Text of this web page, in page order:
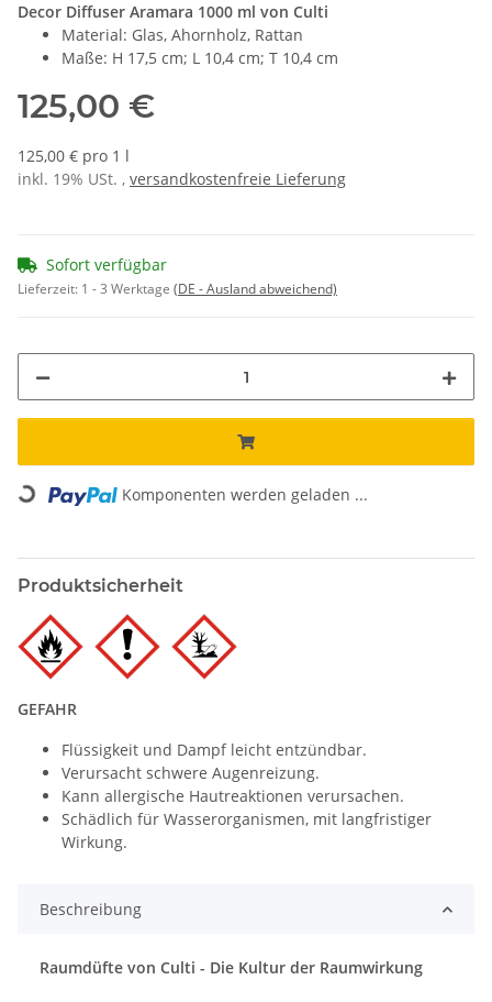
Decor Diffuser Aramara 1000 ml von Culti
Material: Glas, Ahornholz, Rattan
Maße: H 17,5 cm; L 10,4 cm; T 10,4 cm
125,00 €
125,00 € pro 1 l
inkl. 19% USt. , versandkostenfreie Lieferung
Sofort verfügbar
Lieferzeit: 1 - 3 Werktage (DE - Ausland abweichend)
Loading... Komponenten werden geladen ...
Produktsicherheit
GEFAHR
Flüssigkeit und Dampf leicht entzündbar.
Verursacht schwere Augenreizung.
Kann allergische Hautreaktionen verursachen.
Schädlich für Wasserorganismen, mit langfristiger
Wirkung.
Beschreibung
Raumdüfte von Culti - Die Kultur der Raumwirkung